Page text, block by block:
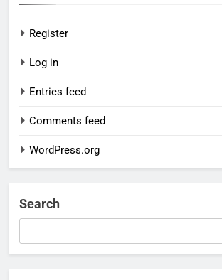
Register
Log in
Entries feed
Comments feed
WordPress.org
Search